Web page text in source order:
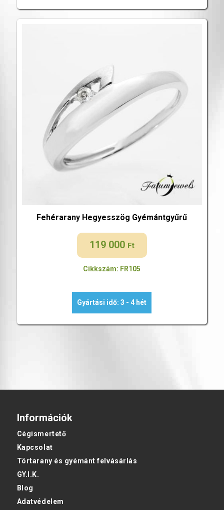
Fehérarany Hegyesszög Gyémántgyűrű
119 000 Ft
Cikkszám: FR105
Gyártási idő: 3 - 4 hét
Információk
Cégismertető
Kapcsolat
Törtarany és gyémánt felvásárlás
GY.I.K.
Blog
Adatvédelem